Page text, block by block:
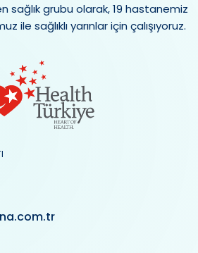
sağlık grubu olarak, 19 hastanemiz
ile sağlıklı yarınlar için çalışıyoruz.